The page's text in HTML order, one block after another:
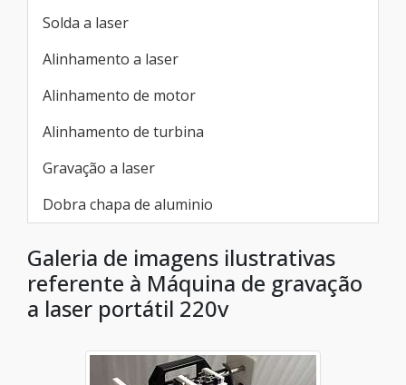
Solda a laser
Alinhamento a laser
Alinhamento de motor
Alinhamento de turbina
Gravação a laser
Dobra chapa de aluminio
Galeria de imagens ilustrativas
referente à Máquina de gravação
a laser portátil 220v